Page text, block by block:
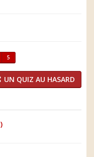
5
UN QUIZ AU HASARD